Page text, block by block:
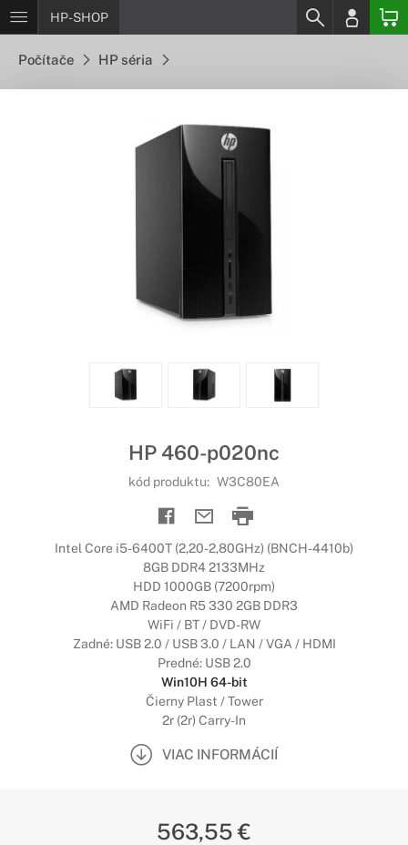
HP-SHOP
Počítače HP séria
HP 460-p020nc
kód produktu: W3C80EA
Intel Core i5-6400T (2,20-2,80GHz) (BNCH-4410b)
8GB DDR4 2133MHz
HDD 1000GB (7200rpm)
AMD Radeon R5 330 2GB DDR3
WiFi / BT / DVD-RW
Zadné: USB 2.0 / USB 3.0 / LAN / VGA / HDMI
Predné: USB 2.0
Win10H 64-bit
Čierny Plast / Tower
2r (2r) Carry-In
VIAC INFORMÁCIÍ
563,55 €